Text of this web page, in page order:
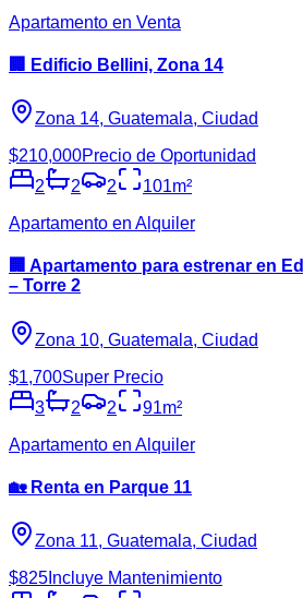
Apartamento en Venta
🏢 Edificio Bellini, Zona 14
Zona 14, Guatemala, Ciudad
$210,000Precio de Oportunidad
2
2 2 101m²
Apartamento en Alquiler
🏢 Apartamento para estrenar en
– Torre 2
Zona 10, Guatemala, Ciudad
$1,700Super Precio
3
2 2 91m²
Apartamento en Alquiler
🏡 Renta en Parque 11
Zona 11, Guatemala, Ciudad
$825 Incluye Mantenimiento